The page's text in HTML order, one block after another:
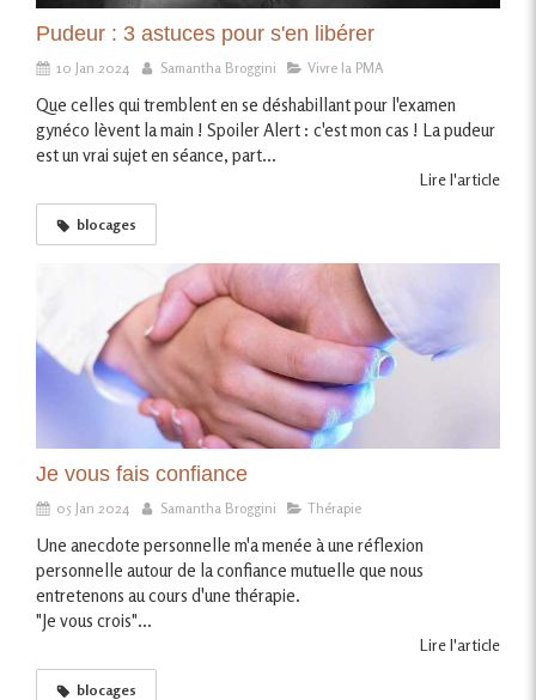
Pudeur : 3 astuces pour s'en libérer
10 Jan 2024 Samantha Broggini Vivre la PMA
Que celles qui tremblent en se déshabillant pour l'examen
gynéco lèvent la main ! Spoiler Alert : c'est mon cas ! La pudeur
est un vrai sujet en séance, part...
Lire l'article
blocages
Je vous fais confiance
05 Jan 2024 Samantha Broggini Thérapie
Une anecdote personnelle m'a menée à une réflexion
personnelle autour de la confiance mutuelle que nous
entretenons au cours d'une thérapie.
"Je vous crois"...
Lire l'article
blocages